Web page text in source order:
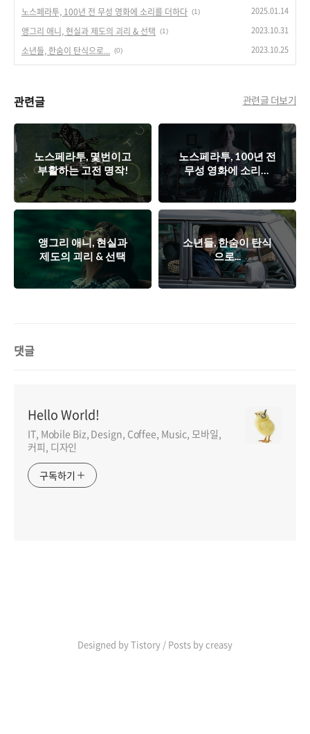
노스페라투, 100년 전 무성 영화에 소리를 더하다 (1) 2025.01.14
앵그리 애니, 현실과 제도의 괴리 & 선택 (1) 2023.10.31
소년들, 한숨이 탄식으로... (0) 2023.10.25
관련글 관련글 더보기
노스페라투, 몇번이고
부활하는 고전 명작!
노스페라투, 100년 전
무성 영화에 소리를
더하다
앵그리 애니, 현실과
제도의 괴리 & 선택
소년들, 한숨이 탄식
으로...
댓글
Hello World!
IT, Mobile Biz, Design, Coffee, Music, 모바일,
커피, 디자인
구독하기
Designed by Tistory / Posts by creasy